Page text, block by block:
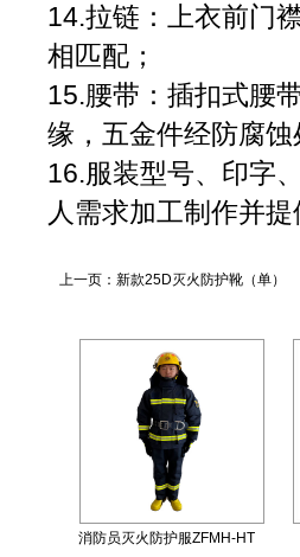
14.拉链：上衣前门
相匹配；
15.腰带：插扣式腰
缘，五金件经防腐
16.服装型号、印字
人需求加工制作并
上一页： 新款25D灭火防护靴（单）
消防员灭火防护服ZFMH-HT